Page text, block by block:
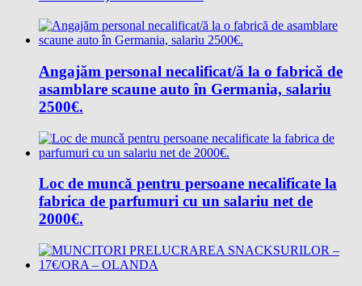
Angajăm personal necalificat/ă la o fabrică de
asamblare scaune auto în Germania, salariu
2500€.
Loc de muncǎ pentru persoane necalificate la
fabrica de parfumuri cu un salariu net de
2000€.